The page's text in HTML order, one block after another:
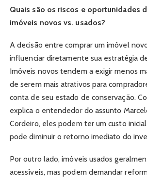
Quais são os riscos e oportunidades
imóveis novos vs. usados?
A decisão entre comprar um imóvel
influenciar diretamente sua estratégia
Imóveis novos tendem a exigir menos
de serem mais atrativos para
conta de seu estado de conservação.
explica o entendedor do assunto
Cordeiro, eles podem ter um custo
pode diminuir o retorno imediato do
Por outro lado, imóveis usados
acessíveis, mas podem demandar